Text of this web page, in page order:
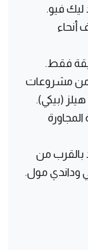
ليك فيو.
أنحاء
من مشروعات
(بيكي).
بالقرب من
وداندي مول.